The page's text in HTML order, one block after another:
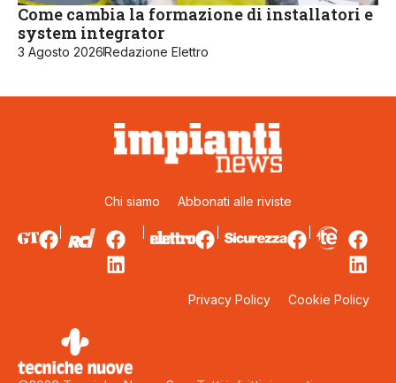
Come cambia la formazione di installatori e
system integrator
3 Agosto 2026Redazione Elettro
Chi siamo Abbonati alle riviste
Privacy Policy Cookie Policy